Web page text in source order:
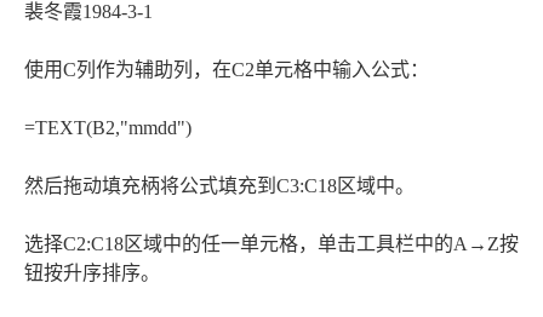
裴冬霞1984-3-1
使用C列作为辅助列，在C2单元格中输入公式：
=TEXT(B2,"mmdd")
然后拖动填充柄将公式填充到C3:C18区域中。
选择C2:C18区域中的任一单元格，单击工具栏中的A→Z按
钮按升序排序。